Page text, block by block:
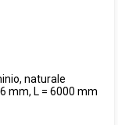
naturale
mm, L = 6000 mm